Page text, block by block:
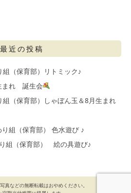
最近の投稿
（保育部）リトミック♪
まれ 誕生会
（保育部）しゃぼん玉＆8月生まれ
組（保育部） 色水遊び ♪
組（保育部） 絵の具遊び♪
真などの無断転載はおやめください。